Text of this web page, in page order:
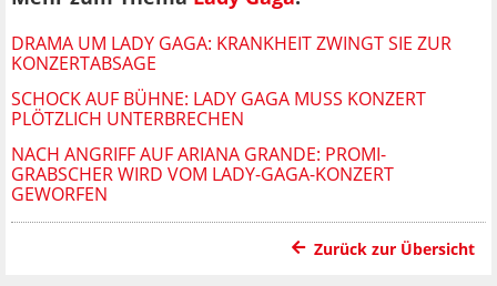
DRAMA UM LADY GAGA: KRANKHEIT ZWINGT SIE ZUR
KONZERTABSAGE
SCHOCK AUF BÜHNE: LADY GAGA MUSS KONZERT
PLÖTZLICH UNTERBRECHEN
NACH ANGRIFF AUF ARIANA GRANDE: PROMI-
GRABSCHER WIRD VOM LADY-GAGA-KONZERT
GEWORFEN
Zurück zur Übersicht